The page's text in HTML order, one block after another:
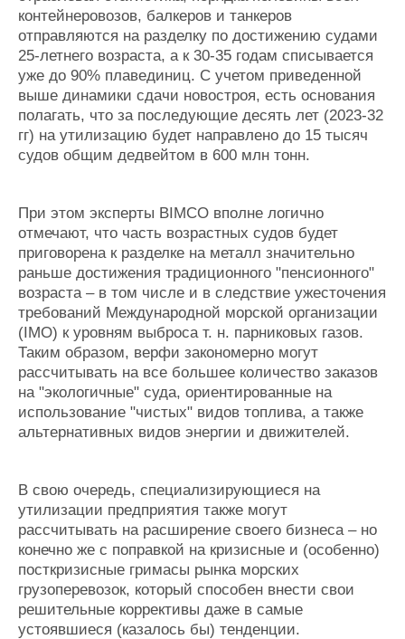
контейнеровозов, балкеров и танкеров
отправляются на разделку по достижению судами
25-летнего возраста, а к 30-35 годам списывается
уже до 90% плавединиц. С учетом приведенной
выше динамики сдачи новостроя, есть основания
полагать, что за последующие десять лет (2023-32
гг) на утилизацию будет направлено до 15 тысяч
судов общим дедвейтом в 600 млн тонн.
При этом эксперты BIMCO вполне логично
отмечают, что часть возрастных судов будет
приговорена к разделке на металл значительно
раньше достижения традиционного "пенсионного"
возраста – в том числе и в следствие ужесточения
требований Международной морской организации
(IMO) к уровням выброса т. н. парниковых газов.
Таким образом, верфи закономерно могут
рассчитывать на все большее количество заказов
на "экологичные" суда, ориентированные на
использование "чистых" видов топлива, а также
альтернативных видов энергии и движителей.
В свою очередь, специализирующиеся на
утилизации предприятия также могут
рассчитывать на расширение своего бизнеса – но
конечно же с поправкой на кризисные и (особенно)
посткризисные гримасы рынка морских
грузоперевозок, который способен внести свои
решительные коррективы даже в самые
устоявшиеся (казалось бы) тенденции.